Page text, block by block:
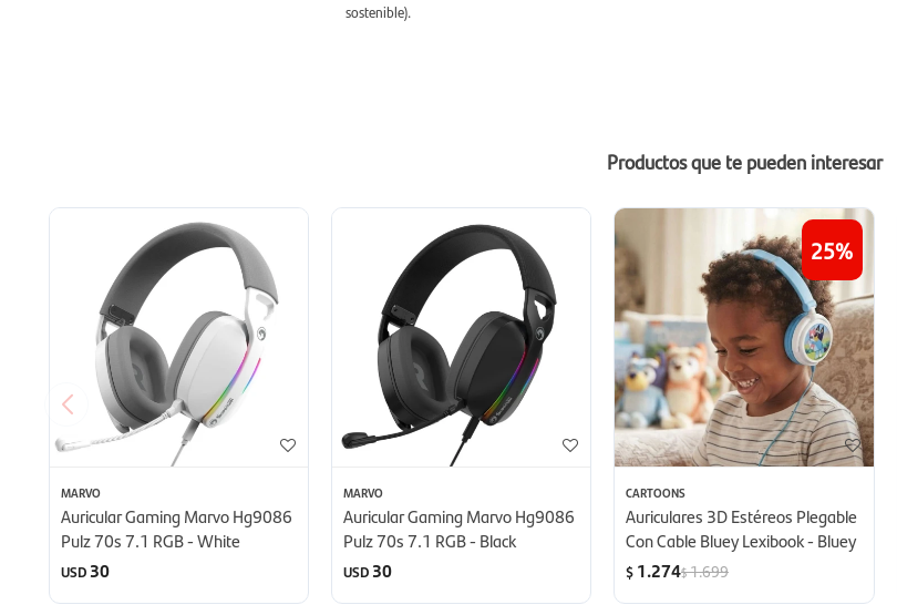
sostenible).
Productos que te pueden interesar
MARVO
Auricular Gaming Marvo Hg9086
Pulz 70s 7.1 RGB - White
USD 30
MARVO
Auricular Gaming Marvo Hg9086
Pulz 70s 7.1 RGB - Black
USD 30
25
CARTOONS
Auriculares 3D Estéreos Plegable
Con Cable Bluey Lexibook - Bluey
$ 1.274$1.699